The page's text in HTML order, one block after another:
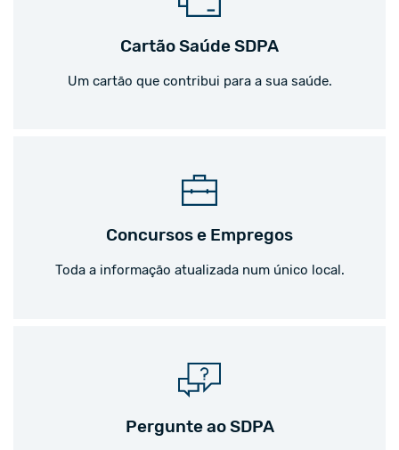
Cartão Saúde SDPA
Um cartão que contribui para a sua saúde.
Concursos e Empregos
Toda a informação atualizada num único local.
Pergunte ao SDPA